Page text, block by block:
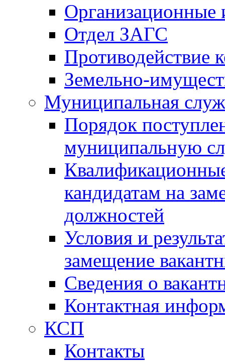
Отдел ЗАГС
Противодействие
Земельно-
Муниципальная
Порядок
муниципальную
кандидатам на
должностей
Условия и
замещение
Сведения о
Контактная
КСП
Контакты